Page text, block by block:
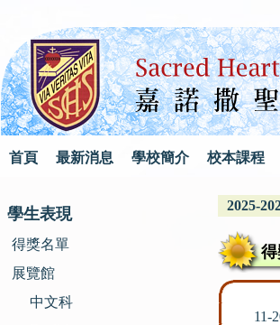
首頁 最新消息 學校簡介 校本課程
學生表現
得獎名單
展覽館
中文科
2025-
得
11-